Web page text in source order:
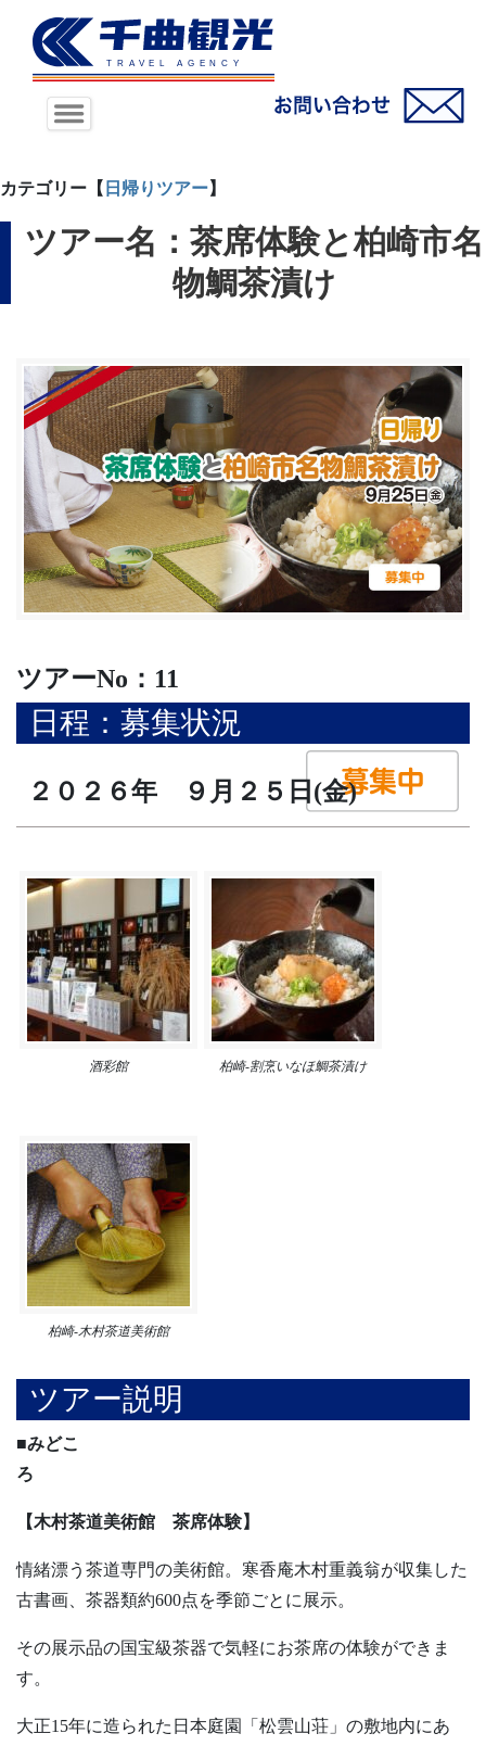
カテゴリー【 日帰りツアー】
ツアー名：茶席体験と柏崎市名
物鯛茶漬け
ツアーNo：11
日程：募集状況
２０２６年 ９月２５日(金)
酒彩館 柏崎-割烹いなほ鯛茶漬け
柏崎-木村茶道美術館
ツアー説明
■みどこ
ろ
【木村茶道美術館 茶席体験】
情緒漂う茶道専門の美術館。寒香庵木村重義翁が収集した
古書画、茶器類約600点を季節ごとに展示。
その展示品の国宝級茶器で気軽にお茶席の体験ができま
す。
大正15年に造られた日本庭園「松雲山荘」の敷地内にあ